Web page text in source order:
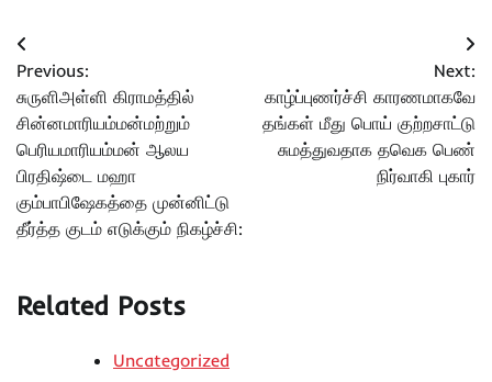
Post
navigation
Previous:
சுருளிஅள்ளி கிராமத்தில்
சின்னமாரியம்மன்மற்றும்
பெரியமாரியம்மன் ஆலய
பிரதிஷ்டை மஹா
கும்பாபிஷேகத்தை முன்னிட்டு
தீர்த்த குடம் எடுக்கும் நிகழ்ச்சி:
Next:
காழ்ப்புணர்ச்சி காரணமாகவே
தங்கள் மீது பொய் குற்றசாட்டு
சுமத்துவதாக தவெக பெண்
நிர்வாகி புகார்
Related Posts
Uncategorized